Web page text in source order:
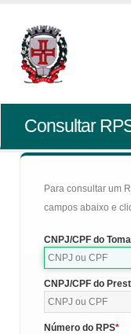
Consultar
Para consultar um
campos abaixo e
CNPJ/CPF do
CNPJ/CPF do
Número do RPS